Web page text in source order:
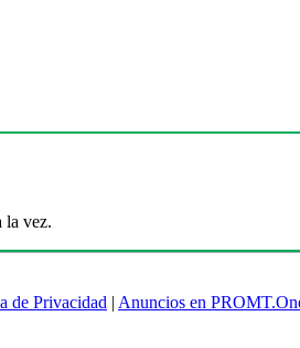
la vez.
de Privacidad | Anuncios en